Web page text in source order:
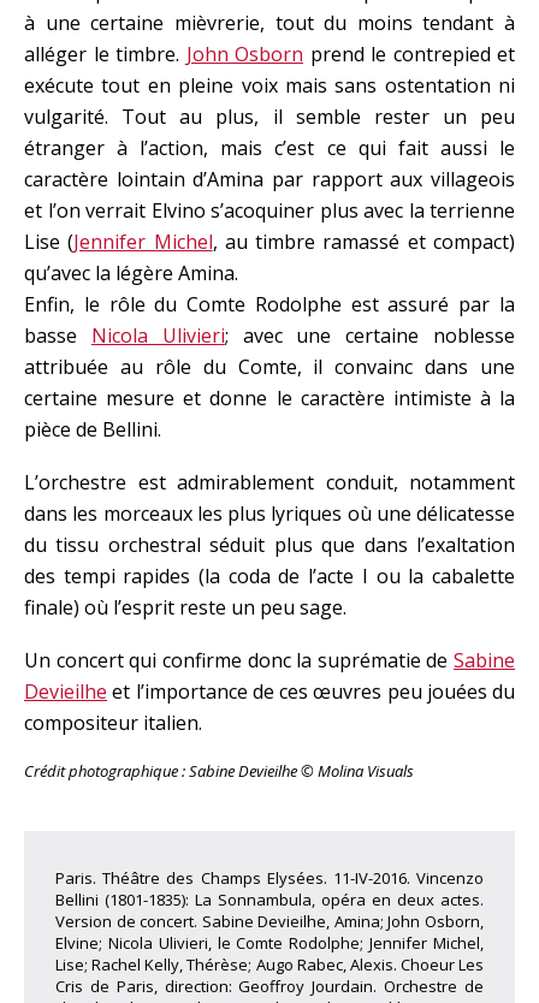
à une certaine mièvrerie, tout du moins tendant à
alléger le timbre. John Osborn prend le contrepied et
exécute tout en pleine voix mais sans ostentation ni
vulgarité. Tout au plus, il semble rester un peu
étranger à l’action, mais c’est ce qui fait aussi le
caractère lointain d’Amina par rapport aux villageois
et l’on verrait Elvino s’acoquiner plus avec la terrienne
Lise (Jennifer Michel, au timbre ramassé et compact)
qu’avec la légère Amina.
Enfin, le rôle du Comte Rodolphe est assuré par la
basse Nicola Ulivieri; avec une certaine noblesse
attribuée au rôle du Comte, il convainc dans une
certaine mesure et donne le caractère intimiste à la
pièce de Bellini.
L’orchestre est admirablement conduit, notamment
dans les morceaux les plus lyriques où une délicatesse
du tissu orchestral séduit plus que dans l’exaltation
des tempi rapides (la coda de l’acte I ou la cabalette
finale) où l’esprit reste un peu sage.
Un concert qui confirme donc la suprématie de Sabine
Devieilhe et l’importance de ces œuvres peu jouées du
compositeur italien.
Crédit photographique : Sabine Devieilhe © Molina Visuals
Paris. Théâtre des Champs Elysées. 11-IV-2016. Vincenzo
Bellini (1801-1835): La Sonnambula, opéra en deux actes.
Version de concert. Sabine Devieilhe, Amina; John Osborn,
Elvine; Nicola Ulivieri, le Comte Rodolphe; Jennifer Michel,
Lise; Rachel Kelly, Thérèse; Augo Rabec, Alexis. Choeur Les
Cris de Paris, direction: Geoffroy Jourdain. Orchestre de